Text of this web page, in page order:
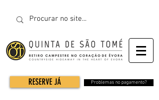
RESERVE JÁ Problemas no pagamento?